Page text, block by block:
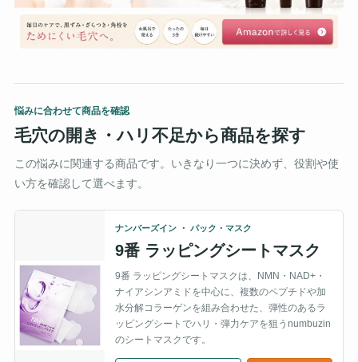
悩みに合わせて商品を確認
毛穴の開き・ハリ不足から商品を探す
この悩みに関連する商品です。いきなり一つに決めず、役割や使
い方を確認して選べます。
ナンバーズイン ・ パック・マスク
9番 ラッピングシートマスク
9番 ラッピングシートマスクは、NMN・NAD+・
ナイアシンアミドを中心に、複数のペプチドや加
水分解コラーゲンを組み合わせた、弾性のあるラ
ッピングシートでハリ・弾力ケアを狙うnumbuzin
のシートマスクです。